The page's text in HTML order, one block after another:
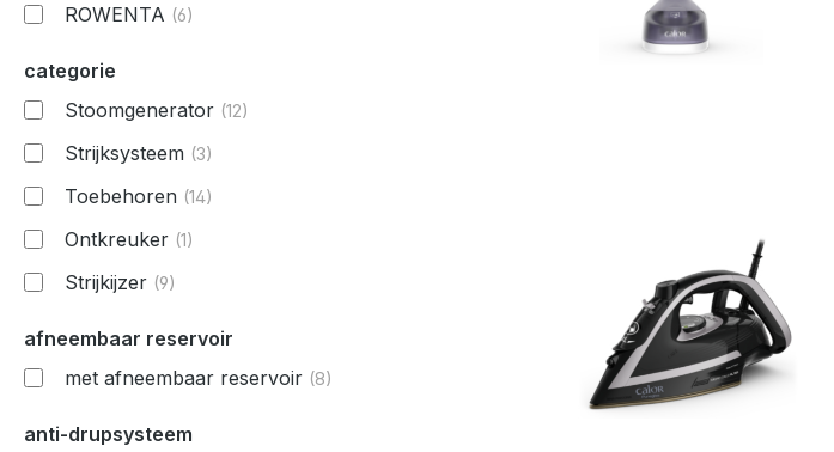
ROWENTA (6)
categorie
Stoomgenerator (12)
Strijksysteem (3)
Toebehoren (14)
Ontkreuker (1)
Strijkijzer (9)
afneembaar reservoir
met afneembaar reservoir (8)
anti-drupsysteem